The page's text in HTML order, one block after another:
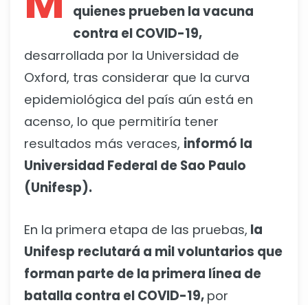
quienes prueben la vacuna
contra el COVID-19,
desarrollada por la Universidad de
Oxford, tras considerar que la curva
epidemiológica del país aún está en
acenso, lo que permitiría tener
resultados más veraces, informó la
Universidad Federal de Sao Paulo
(Unifesp).
En la primera etapa de las pruebas, la
Unifesp reclutará a mil voluntarios que
forman parte de la primera línea de
batalla contra el COVID-19, por